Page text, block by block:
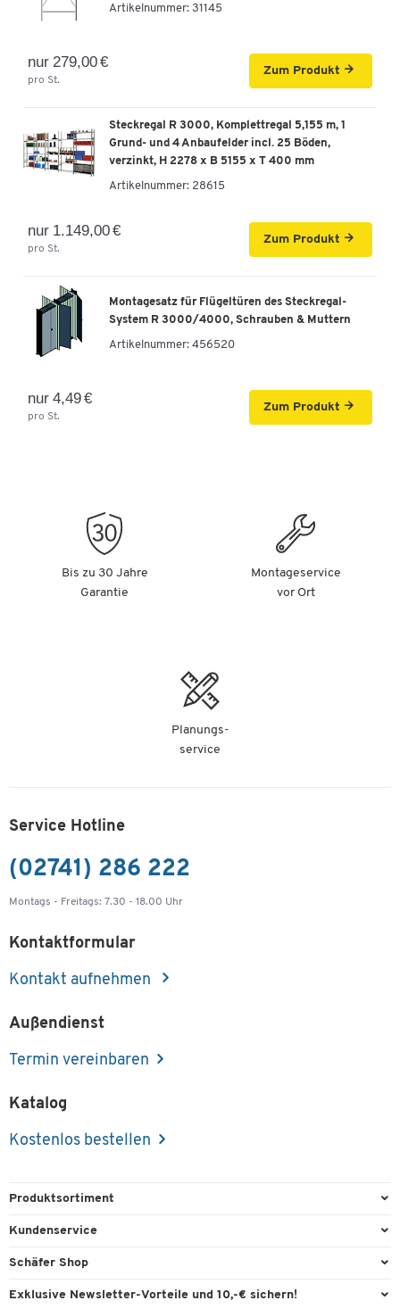
Artikelnummer: 31145
nur 279,00 €
pro St.
Zum Produkt
Steckregal R 3000, Komplettregal 5,155 m, 1
Grund- und 4 Anbaufelder incl. 25 Böden,
verzinkt, H 2278 x B 5155 x T 400 mm
Artikelnummer: 28615
nur 1.149,00 €
pro St.
Zum Produkt
Montagesatz für Flügeltüren des Steckregal-
System R 3000/4000, Schrauben & Muttern
Artikelnummer: 456520
nur 4,49 €
pro St.
Zum Produkt
Bis zu 30 Jahre
Garantie
Montageservice
vor Ort
Planungs-
service
Service Hotline
(02741) 286 222
Montags - Freitags: 7.30 - 18.00 Uhr
Kontaktformular
Kontakt aufnehmen
Außendienst
Termin vereinbaren
Katalog
Kostenlos bestellen
Produktsortiment
Büroausstattung
Kundenservice
Direktbestellung
Schäfer Shop
Services & Leistungen
Exklusive Newsletter-Vorteile und 10,-€ sichern!